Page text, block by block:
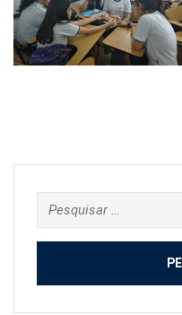
Pesquisar
por: